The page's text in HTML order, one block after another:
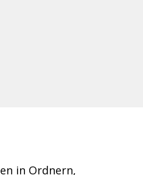
in Ordnern,